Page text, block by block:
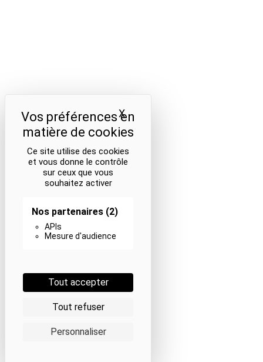
Ce site utilise des cookies
et vous donne le contrôle
sur ceux que vous
souhaitez activer
Nos partenaires (2)
APIs
Mesure d'audience
Tout accepter
Tout refuser
Personnaliser
XMasquer le bandeau des